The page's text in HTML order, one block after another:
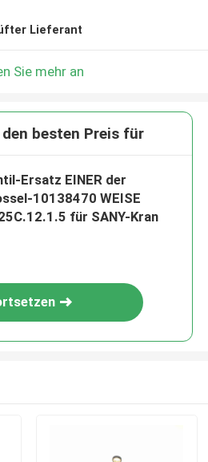
Lieferant
Sie mehr an
besten Preis für
Ersatz EINER der
10138470 WEISE
für SANY-Kran